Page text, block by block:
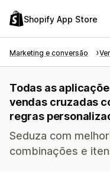
Shopify App Store
Marketing e conversão
Todas as
vendas cruzadas
regras
Seduza com
combinações e